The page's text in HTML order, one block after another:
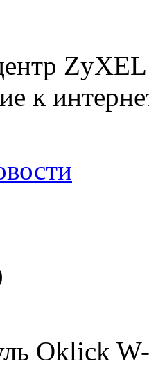
к
Oklick